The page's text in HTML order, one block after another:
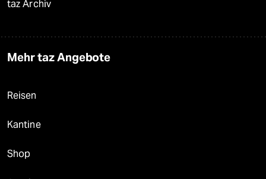
taz Archiv
Mehr taz Angebote
Reisen
Kantine
Shop